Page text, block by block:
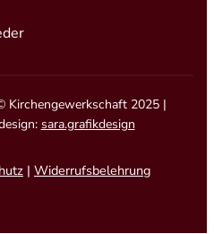
Kirchengewerkschaft 2025 |
sara.grafikdesign
| Widerrufsbelehrung